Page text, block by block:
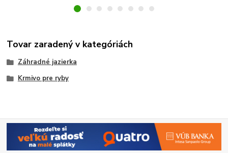
Tovar zaradený v kategóriách
Záhradné jazierka
Krmivo pre ryby